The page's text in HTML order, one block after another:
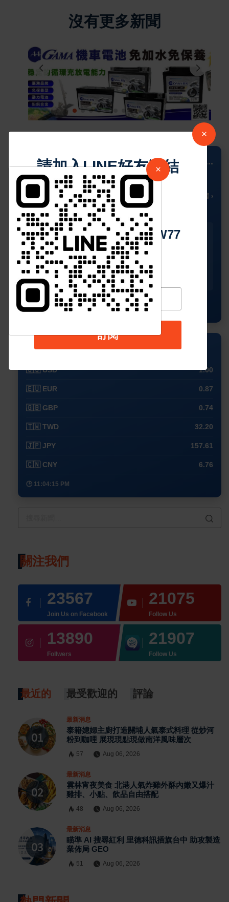
沒有更多新聞
📍 Columbus ...
🌥️30°C 🌡️ 多雲時晴 ›
今天
🌥️
31°
25°
星期二
🌥️
30°
26°
星期三
☀️
32°
27°
星期四
32°
查看完整預測
💱 外幣兌換 (USD)
🇺🇸 USD 1.00
🇪🇺 EUR 0.87
🇬🇧 GBP 0.74
🇹🇼 TWD 32.20
🇯🇵 JPY 157.61
🇨🇳 CNY 6.76
🕒 11:04:15 PM
關注我們
23567
Join Us on Facebook
21075
Follow Us
13890
Follwers
21907
Follow Us
最近的 最受歡迎的 評論
最新消息
泰籍媳婦主廚打造關埔人氣泰式料理 從炒河
粉到咖哩 展現現點現做南洋風味層次
57 Aug 06, 2026
最新消息
雲林宵夜美食 北港人氣炸雞外酥內嫩又爆汁
雞排、小點、飲品自由搭配
48 Aug 06, 2026
最新消息
瞄準 AI 搜尋紅利 里德科訊插旗台中 助攻製造
業佈局 GEO
51 Aug 06, 2026
×
請加入LINE好友連結
中 華 超 傳 媒
Https://reurl.cc/adqW77
訂閱
×